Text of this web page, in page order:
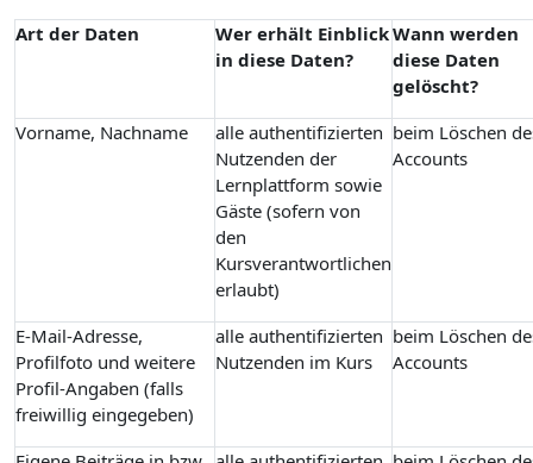
Art der Daten
Wer erhält Einblick
in diese Daten?
Wann werden
diese Daten
gelöscht?
Vorname, Nachname
alle authentifizierten
Nutzenden der
Lernplattform sowie
Gäste (sofern von
den
Kursverantwortlichen
erlaubt)
beim Löschen
Accounts
E-Mail-Adresse,
Profilfoto und weitere
Profil-Angaben (falls
freiwillig eingegeben)
alle authentifizierten
Nutzenden im Kurs
beim Löschen
Accounts